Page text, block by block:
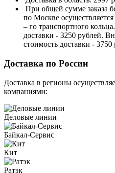
При общей сумме заказа
по Москве
– го транспортного
доставки - 3250 рублей.
стоимость доставки - 3750
Доставка по России
Доставка в регионы
компаниями:
Деловые линии
Байкал-Сервис
Кит
Ратэк